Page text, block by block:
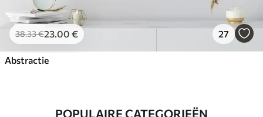
38.33€23.00 € 27
Abstractie
POPULAIRE CATEGORIEËN